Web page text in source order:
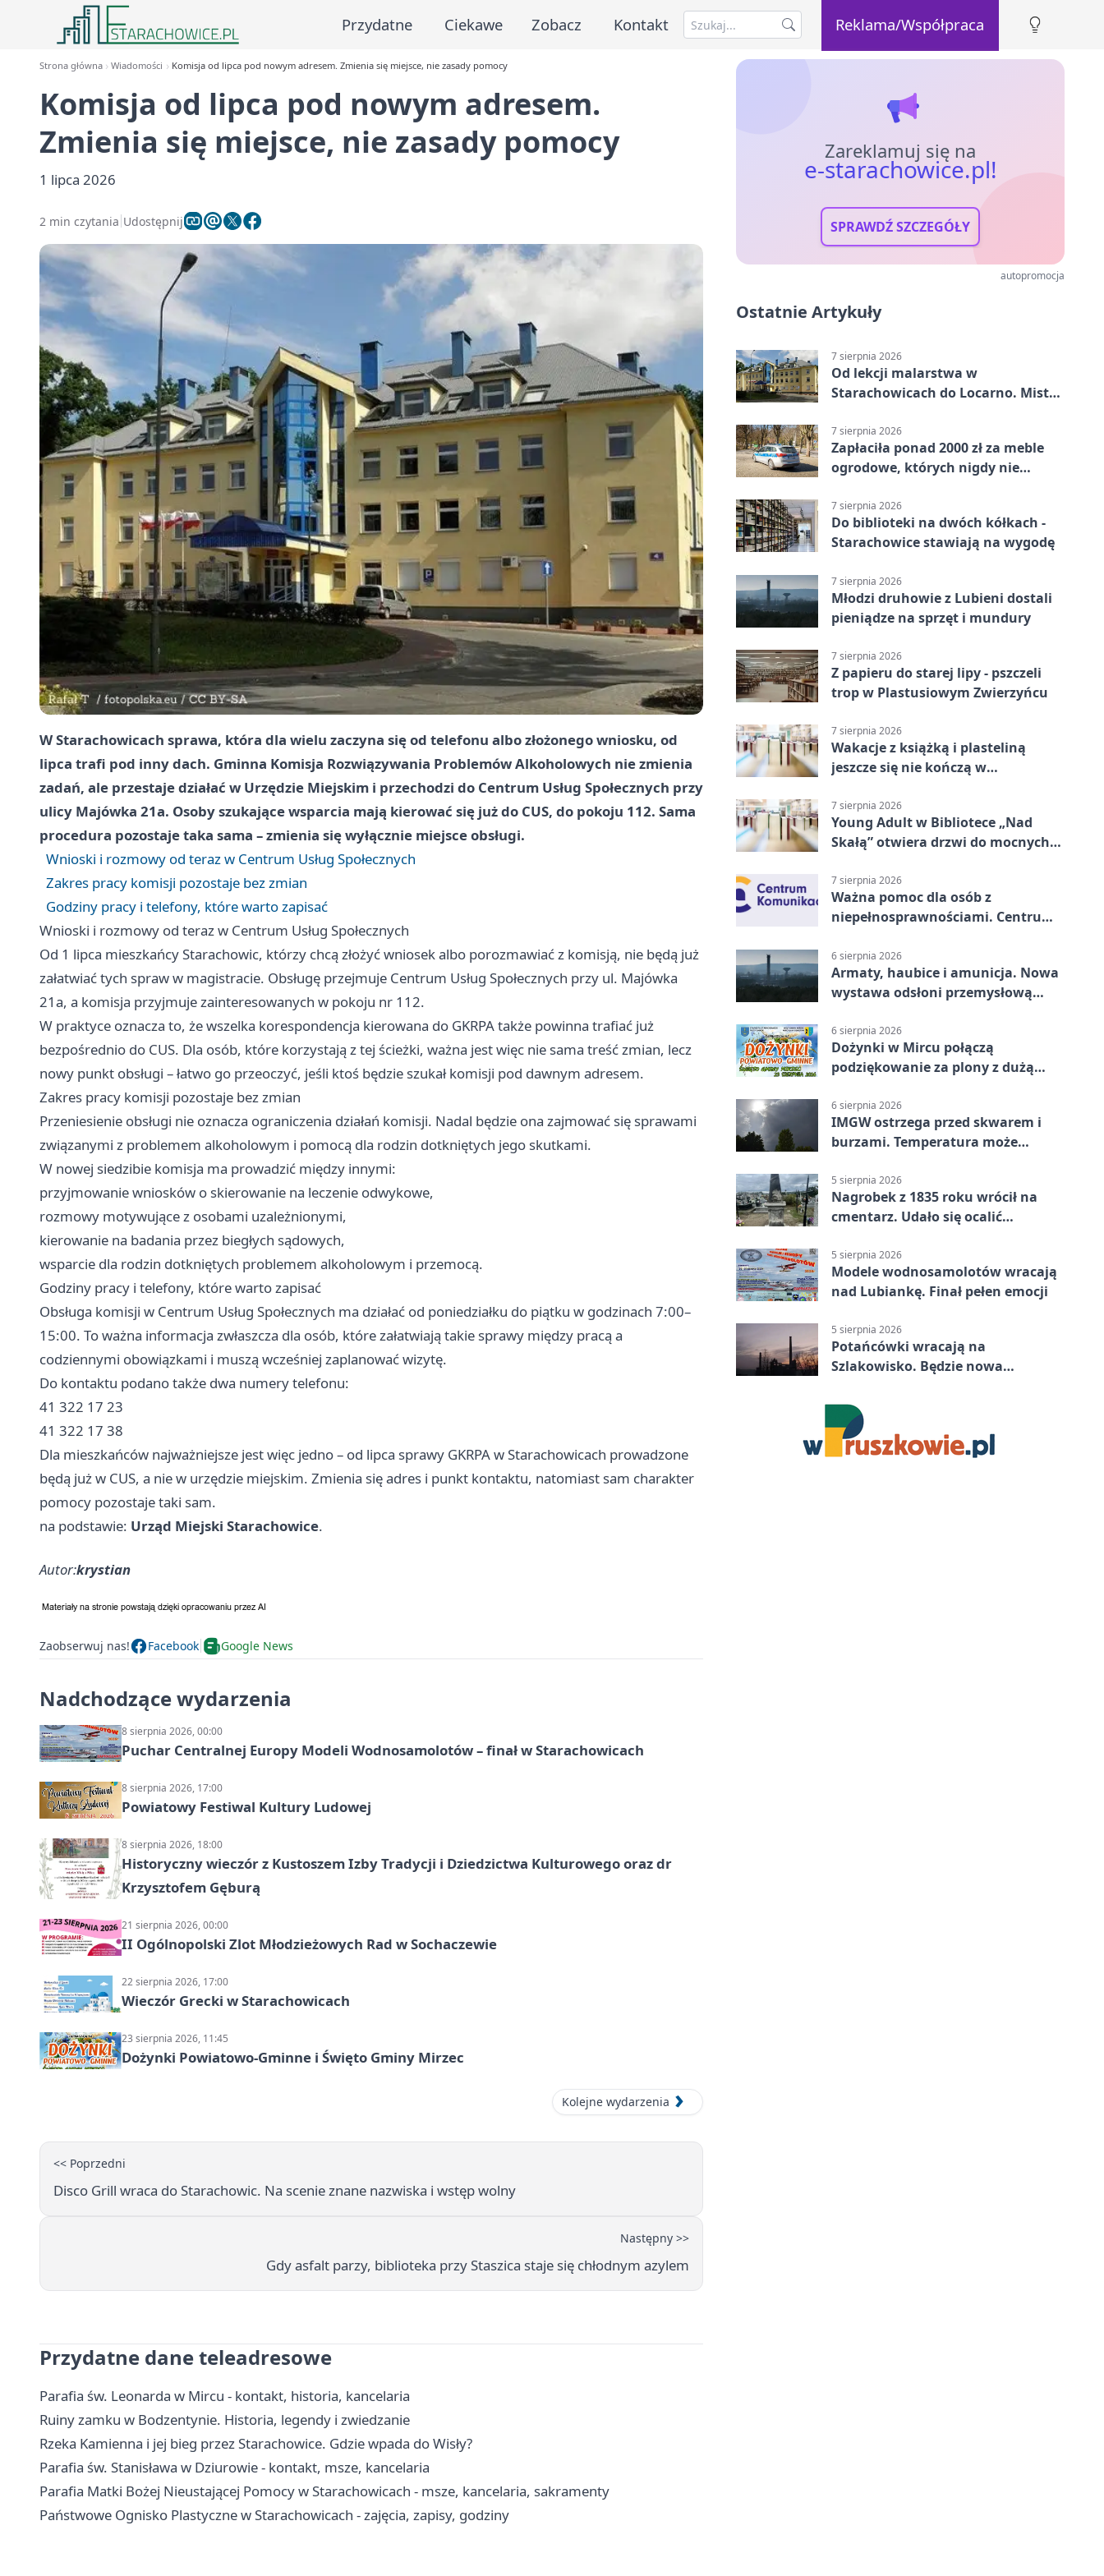
Przydatne Ciekawe Zobacz Kontakt Reklama/Współpraca
Strona główna Wiadomości Komisja od lipca pod nowym adresem. Zmienia się miejsce, nie zasady pomocy
Komisja od lipca pod nowym adresem.
Zmienia się miejsce, nie zasady pomocy
1 lipca 2026
2 min czytania Udostępnij
W Starachowicach sprawa, która dla wielu zaczyna się od telefonu albo złożonego wniosku, od
lipca trafi pod inny dach. Gminna Komisja Rozwiązywania Problemów Alkoholowych nie zmienia
zadań, ale przestaje działać w Urzędzie Miejskim i przechodzi do Centrum Usług Społecznych przy
ulicy Majówka 21a. Osoby szukające wsparcia mają kierować się już do CUS, do pokoju 112. Sama
procedura pozostaje taka sama – zmienia się wyłącznie miejsce obsługi.
Wnioski i rozmowy od teraz w Centrum Usług Społecznych
Zakres pracy komisji pozostaje bez zmian
Godziny pracy i telefony, które warto zapisać
Wnioski i rozmowy od teraz w Centrum Usług Społecznych
Od 1 lipca mieszkańcy Starachowic, którzy chcą złożyć wniosek albo porozmawiać z komisją, nie będą już
załatwiać tych spraw w magistracie. Obsługę przejmuje Centrum Usług Społecznych przy ul. Majówka
21a, a komisja przyjmuje zainteresowanych w pokoju nr 112.
W praktyce oznacza to, że wszelka korespondencja kierowana do GKRPA także powinna trafiać już
bezpośrednio do CUS. Dla osób, które korzystają z tej ścieżki, ważna jest więc nie sama treść zmian, lecz
nowy punkt obsługi – łatwo go przeoczyć, jeśli ktoś będzie szukał komisji pod dawnym adresem.
Zakres pracy komisji pozostaje bez zmian
Przeniesienie obsługi nie oznacza ograniczenia działań komisji. Nadal będzie ona zajmować się sprawami
związanymi z problemem alkoholowym i pomocą dla rodzin dotkniętych jego skutkami.
W nowej siedzibie komisja ma prowadzić między innymi:
przyjmowanie wniosków o skierowanie na leczenie odwykowe,
rozmowy motywujące z osobami uzależnionymi,
kierowanie na badania przez biegłych sądowych,
wsparcie dla rodzin dotkniętych problemem alkoholowym i przemocą.
Godziny pracy i telefony, które warto zapisać
Obsługa komisji w Centrum Usług Społecznych ma działać od poniedziałku do piątku w godzinach 7:00–
15:00. To ważna informacja zwłaszcza dla osób, które załatwiają takie sprawy między pracą a
codziennymi obowiązkami i muszą wcześniej zaplanować wizytę.
Do kontaktu podano także dwa numery telefonu:
41 322 17 23
41 322 17 38
Dla mieszkańców najważniejsze jest więc jedno – od lipca sprawy GKRPA w Starachowicach prowadzone
będą już w CUS, a nie w urzędzie miejskim. Zmienia się adres i punkt kontaktu, natomiast sam charakter
pomocy pozostaje taki sam.
na podstawie: Urząd Miejski Starachowice.
Autor:krystian
Zaobserwuj nas! Facebook Google News
Nadchodzące wydarzenia
8 sierpnia 2026, 00:00
Puchar Centralnej Europy Modeli Wodnosamolotów – finał w Starachowicach
8 sierpnia 2026, 17:00
Powiatowy Festiwal Kultury Ludowej
8 sierpnia 2026, 18:00
Historyczny wieczór z Kustoszem Izby Tradycji i Dziedzictwa Kulturowego oraz dr
Krzysztofem Gęburą
21 sierpnia 2026, 00:00
II Ogólnopolski Zlot Młodzieżowych Rad w Sochaczewie
22 sierpnia 2026, 17:00
Wieczór Grecki w Starachowicach
23 sierpnia 2026, 11:45
Dożynki Powiatowo-Gminne i Święto Gminy Mirzec
Kolejne wydarzenia
<< Poprzedni
Disco Grill wraca do Starachowic. Na scenie znane nazwiska i wstęp wolny
Następny >>
Gdy asfalt parzy, biblioteka przy Staszica staje się chłodnym azylem
Przydatne dane teleadresowe
Parafia św. Leonarda w Mircu - kontakt, historia, kancelaria
Ruiny zamku w Bodzentynie. Historia, legendy i zwiedzanie
Rzeka Kamienna i jej bieg przez Starachowice. Gdzie wpada do Wisły?
Parafia św. Stanisława w Dziurowie - kontakt, msze, kancelaria
Parafia Matki Bożej Nieustającej Pomocy w Starachowicach - msze, kancelaria, sakramenty
Państwowe Ognisko Plastyczne w Starachowicach - zajęcia, zapisy, godziny
Zareklamuj się na
e-starachowice.pl!
SPRAWDŹ SZCZEGÓŁY
autopromocja
Ostatnie Artykuły
7 sierpnia 2026
Od lekcji malarstwa w
Starachowicach do Locarno. Mistrz
7 sierpnia 2026
Zapłaciła ponad 2000 zł za meble
ogrodowe, których nigdy nie
7 sierpnia 2026
Do biblioteki na dwóch kółkach -
Starachowice stawiają na wygodę
7 sierpnia 2026
Młodzi druhowie z Lubieni dostali
pieniądze na sprzęt i mundury
7 sierpnia 2026
Z papieru do starej lipy - pszczeli
trop w Plastusiowym Zwierzyńcu
7 sierpnia 2026
Wakacje z książką i plasteliną
jeszcze się nie kończą w
7 sierpnia 2026
Young Adult w Bibliotece „Nad
Skałą” otwiera drzwi do mocnych
7 sierpnia 2026
Ważna pomoc dla osób z
niepełnosprawnościami. Centrum
6 sierpnia 2026
Armaty, haubice i amunicja. Nowa
wystawa odsłoni przemysłową
6 sierpnia 2026
Dożynki w Mircu połączą
podziękowanie za plony z dużą
6 sierpnia 2026
IMGW ostrzega przed skwarem i
burzami. Temperatura może
5 sierpnia 2026
Nagrobek z 1835 roku wrócił na
cmentarz. Udało się ocalić
5 sierpnia 2026
Modele wodnosamolotów wracają
nad Lubiankę. Finał pełen emocji
5 sierpnia 2026
Potańcówki wracają na
Szlakowisko. Będzie nowa